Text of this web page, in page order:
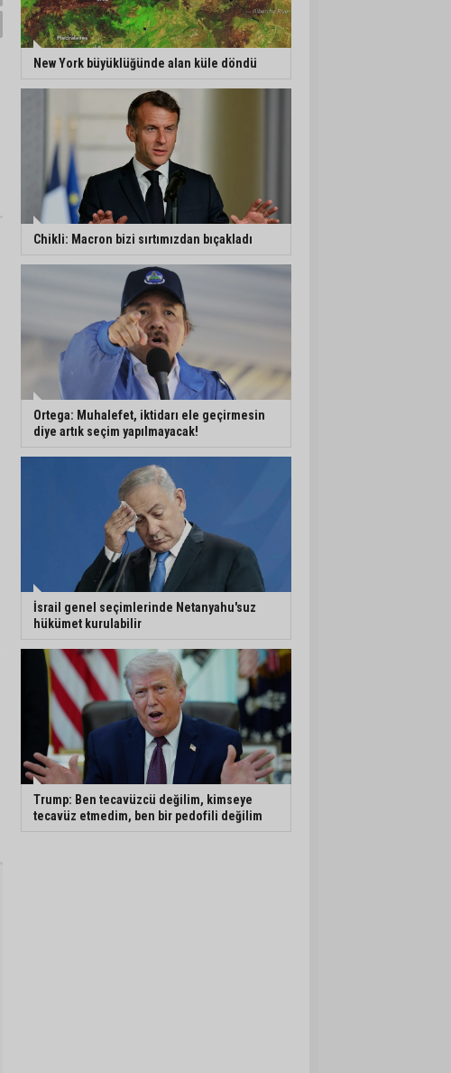
New York büyüklüğünde alan küle döndü
Chikli: Macron bizi sırtımızdan bıçakladı
Ortega: Muhalefet, iktidarı ele geçirmesin
diye artık seçim yapılmayacak!
İsrail genel seçimlerinde Netanyahu'suz
hükümet kurulabilir
Trump: Ben tecavüzcü değilim, kimseye
tecavüz etmedim, ben bir pedofili değilim